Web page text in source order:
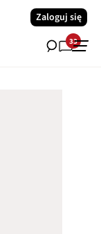
Zaloguj się
33